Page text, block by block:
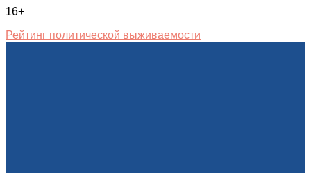
16+
Рейтинг политической выживаемости